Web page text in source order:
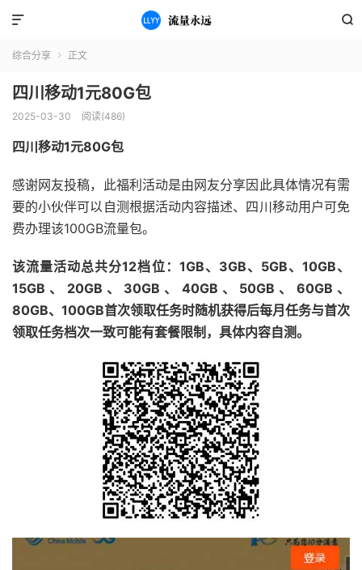


综合分享  正文
四川移动1元80G包
2025-03-30 阅读(486)
四川移动1元80G包
感谢网友投稿，此福利活动是由网友分享因此具体情况有需
要的小伙伴可以自测根据活动内容描述、四川移动用户可免
费办理该100GB流量包。
该流量活动总共分12档位：1GB、3GB、5GB、10GB、
15GB、20GB、30GB、40GB、50GB、60GB、
80GB、100GB首次领取任务时随机获得后每月任务与首次
领取任务档次一致可能有套餐限制，具体内容自测。